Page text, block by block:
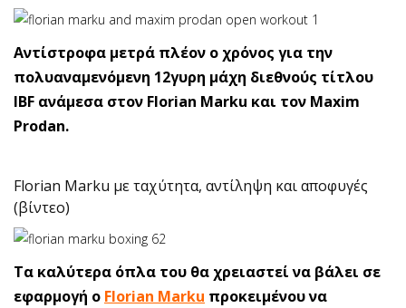
Αντίστροφα μετρά πλέον ο χρόνος για την
πολυαναμενόμενη 12γυρη μάχη διεθνούς τίτλου
IBF ανάμεσα στον Florian Marku και τον Maxim
Prodan.
Florian Marku με ταχύτητα, αντίληψη και αποφυγές
(βίντεο)
Τα καλύτερα όπλα του θα χρειαστεί να βάλει σε
εφαρμογή ο Florian Marku προκειμένου να